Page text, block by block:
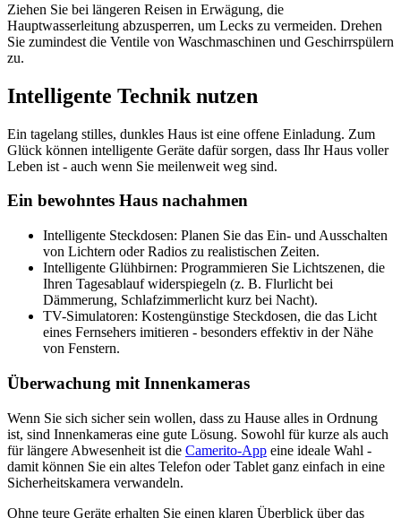
Ziehen Sie bei längeren Reisen in Erwägung, die
Hauptwasserleitung abzusperren, um Lecks zu vermeiden. Drehen
Sie zumindest die Ventile von Waschmaschinen und Geschirrspülern
zu.
Intelligente Technik nutzen
Ein tagelang stilles, dunkles Haus ist eine offene Einladung. Zum
Glück können intelligente Geräte dafür sorgen, dass Ihr Haus voller
Leben ist - auch wenn Sie meilenweit weg sind.
Ein bewohntes Haus nachahmen
Intelligente Steckdosen: Planen Sie das Ein- und Ausschalten
von Lichtern oder Radios zu realistischen Zeiten.
Intelligente Glühbirnen: Programmieren Sie Lichtszenen, die
Ihren Tagesablauf widerspiegeln (z. B. Flurlicht bei
Dämmerung, Schlafzimmerlicht kurz bei Nacht).
TV-Simulatoren: Kostengünstige Steckdosen, die das Licht
eines Fernsehers imitieren - besonders effektiv in der Nähe
von Fenstern.
Überwachung mit Innenkameras
Wenn Sie sich sicher sein wollen, dass zu Hause alles in Ordnung
ist, sind Innenkameras eine gute Lösung. Sowohl für kurze als auch
für längere Abwesenheit ist die Camerito-App eine ideale Wahl -
damit können Sie ein altes Telefon oder Tablet ganz einfach in eine
Sicherheitskamera verwandeln.
Ohne teure Geräte erhalten Sie einen klaren Überblick über das